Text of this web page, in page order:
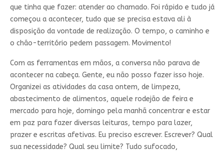
que tinha que fazer: atender ao chamado. Foi rápido e tudo já
começou a acontecer, tudo que se precisa estava ali à
disposição da vontade de realização. O tempo, o caminho e
o chão-território pedem passagem. Movimento!
Com as ferramentas em mãos, a conversa não parava de
acontecer na cabeça. Gente, eu não posso fazer isso hoje.
Organizei as atividades da casa ontem, de limpeza,
abastecimento de alimentos, aquele rodejão de feira e
mercado para hoje, domingo pela manhã concentrar e estar
em paz para fazer diversas leituras, tempo para lazer,
prazer e escritas afetivas. Eu preciso escrever. Escrever? Qual
sua necessidade? Qual seu limite? Tudo sufocado,